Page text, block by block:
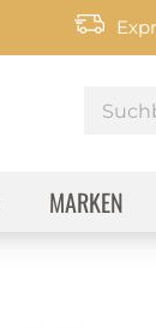
MARKEN